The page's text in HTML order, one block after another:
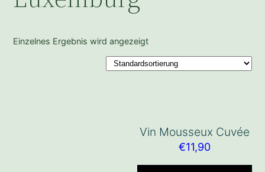
Einzelnes Ergebnis wird angezeigt
Vin Mousseux Cuvée
€11,90